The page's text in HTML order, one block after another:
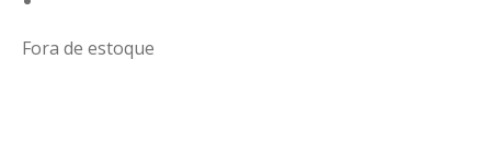
Fora de estoque